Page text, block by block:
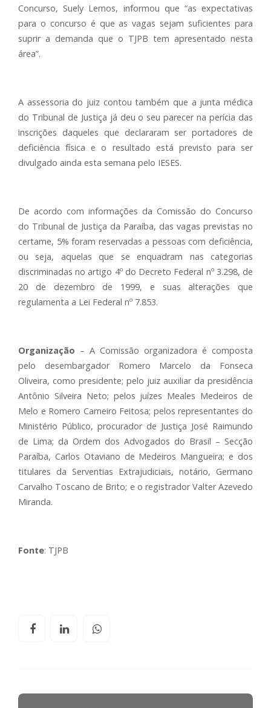
Concurso, Suely Lemos, informou que “as expectativas
para o concurso é que as vagas sejam suficientes para
suprir a demanda que o TJPB tem apresentado nesta
área”.
A assessoria do juiz contou também que a junta médica
do Tribunal de Justiça já deu o seu parecer na perícia das
inscrições daqueles que declararam ser portadores de
deficiência física e o resultado está previsto para ser
divulgado ainda esta semana pelo IESES.
De acordo com informações da Comissão do Concurso
do Tribunal de Justiça da Paraíba, das vagas previstas no
certame, 5% foram reservadas a pessoas com deficiência,
ou seja, aquelas que se enquadram nas categorias
discriminadas no artigo 4º do Decreto Federal nº 3.298, de
20 de dezembro de 1999, e suas alterações que
regulamenta a Lei Federal nº 7.853.
Organização – A Comissão organizadora é composta
pelo desembargador Romero Marcelo da Fonseca
Oliveira, como presidente; pelo juiz auxiliar da presidência
Antônio Silveira Neto; pelos juízes Meales Medeiros de
Melo e Romero Carneiro Feitosa; pelos representantes do
Ministério Público, procurador de Justiça José Raimundo
de Lima; da Ordem dos Advogados do Brasil – Secção
Paraíba, Carlos Otaviano de Medeiros Mangueira; e dos
titulares da Serventias Extrajudiciais, notário, Germano
Carvalho Toscano de Brito; e o registrador Valter Azevedo
Miranda.
Fonte: TJPB